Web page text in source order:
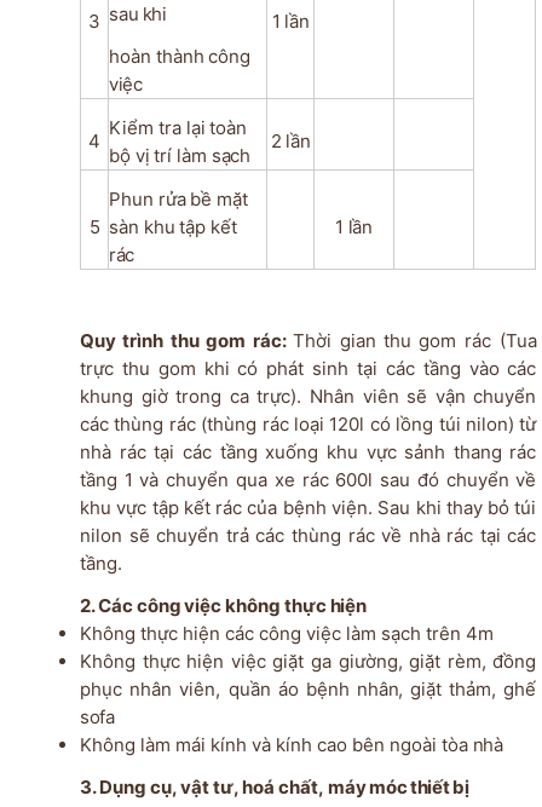
3 sau khi
hoàn thành công
việc
1 lần
4
Kiểm tra lại toàn
bộ vị trí làm sạch
2 lần
5
Phun rửa bề mặt
sàn khu tập kết
rác
1 lần
Quy trình thu gom rác:Thời gian thu gom rác (Tua
trực thu gom khi có phát sinh tại các tầng vào các
khung giờ trong ca trực). Nhân viên sẽ vận chuyển
các thùng rác (thùng rác loại 120l có lồng túi nilon) từ
nhà rác tại các tầng xuống khu vực sảnh thang rác
tầng 1 và chuyển qua xe rác 600l sau đó chuyển về
khu vực tập kết rác của bệnh viện. Sau khi thay bỏ túi
nilon sẽ chuyển trả các thùng rác về nhà rác tại các
tầng.
2. Cáccôngviệc không thực hiện
Không thực hiện các công việc làm sạch trên 4m
Không thực hiện việc giặt ga giường, giặt rèm, đồng
phục nhân viên, quần áo bệnh nhân, giặt thảm, ghế
sofa
Không làm mái kính và kính cao bên ngoài tòanhà
3. Dụng cụ, vậttư, hoá chất, máymóc thiết bị